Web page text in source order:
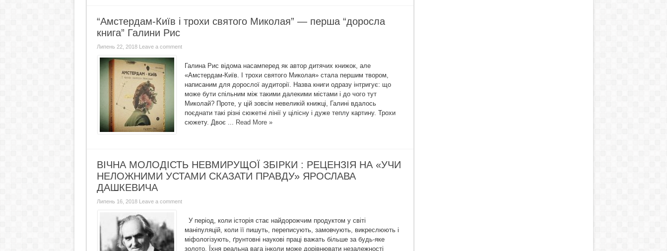
“Амстердам-Київ і трохи святого Миколая” — перша “доросла
книга” Галини Рис
Липень 22, 2018 Leave a comment
Галина Рис відома насамперед як автор дитячих книжок, але
«Амстердам-Київ. І трохи святого Миколая» стала першим твором,
написаним для дорослої аудиторії. Назва книги одразу інтригує: що
може бути спільним між такими далекими містами і до чого тут
Миколай? Проте, у цій зовсім невеликій книжці, Галині вдалось
поєднати такі різні сюжетні лінії у цілісну і дуже теплу картину. Трохи
сюжету. Двоє ... Read More »
ВІЧНА МОЛОДІСТЬ НЕВМИРУЩОЇ ЗБІРКИ : РЕЦЕНЗІЯ НА «УЧИ
НЕЛОЖНИМИ УСТАМИ СКАЗАТИ ПРАВДУ» ЯРОСЛАВА
ДАШКЕВИЧА
Липень 16, 2018 Leave a comment
У період, коли історія стає найдорожчим продуктом у світі
маніпуляцій, коли її пишуть, переписують, замовчують, викреслюють і
міфологізують, ґрунтовні наукові праці важать більше за будь-яке
золото. Їхня реальна вага інколи може дорівнювати незалежності